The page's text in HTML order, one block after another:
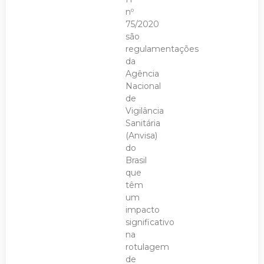
nº
75/2020
são
regulamentações
da
Agência
Nacional
de
Vigilância
Sanitária
(Anvisa)
do
Brasil
que
têm
um
impacto
significativo
na
rotulagem
de